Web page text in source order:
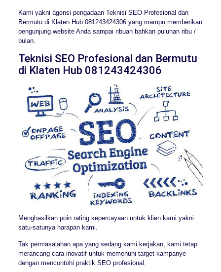
Kami yakni agensi pengadaan Teknisi SEO Profesional dan
Bermutu di Klaten Hub 081243424306 yang mampu memberikan
pengunjung website Anda sampai ribuan bahkan puluhan ribu /
bulan.
Teknisi SEO Profesional dan Bermutu
di Klaten Hub 081243424306
Menghasilkan poin rating kepercayaan untuk klien kami yakni
satu-satunya harapan kami.
Tak permasalahan apa yang sedang kami kerjakan, kami tetap
merancang cara inovatif untuk memenuhi target kampanye
dengan mencontohi praktik SEO profesional.